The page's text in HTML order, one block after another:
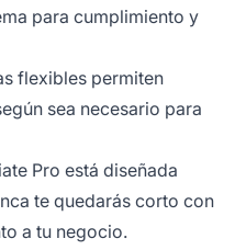
para cumplimiento y
flexibles permiten
sea necesario para
Pro está diseñada
te quedarás corto con
a tu negocio.